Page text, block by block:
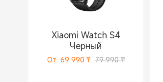
Xiaomi Watch S4
Черный
От 69 990 ₸ 79 990 ₸